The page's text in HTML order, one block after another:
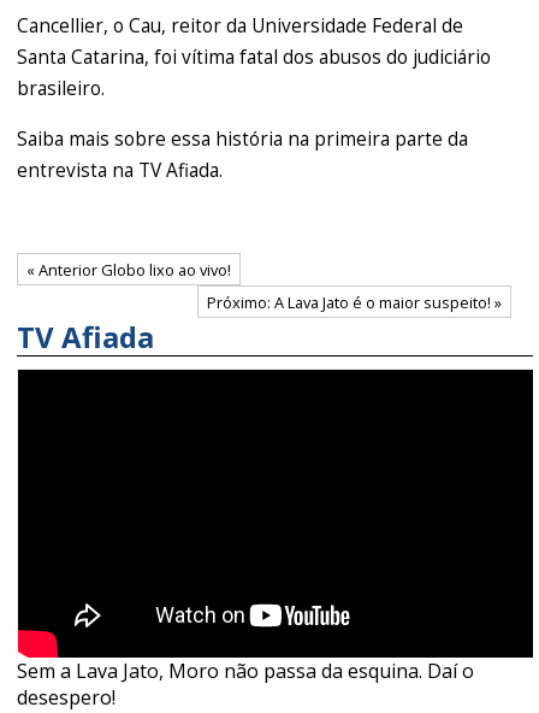
Cancellier, o Cau, reitor da Universidade Federal de
Santa Catarina, foi vítima fatal dos abusos do judiciário
brasileiro.
Saiba mais sobre essa história na primeira parte da
entrevista na TV Afiada.
« Anterior Globo lixo ao vivo!
Próximo: A Lava Jato é o maior suspeito! »
TV Afiada
Sem a Lava Jato, Moro não passa da esquina. Daí o
desespero!